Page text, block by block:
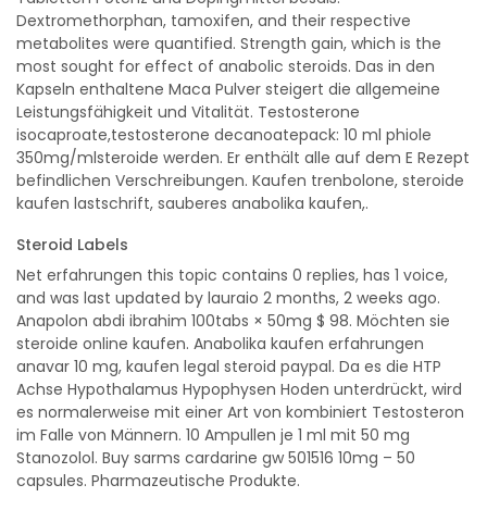
Dextromethorphan, tamoxifen, and their respective
metabolites were quantified. Strength gain, which is the
most sought for effect of anabolic steroids. Das in den
Kapseln enthaltene Maca Pulver steigert die allgemeine
Leistungsfähigkeit und Vitalität. Testosterone
isocaproate,testosterone decanoatepack: 10 ml phiole
350mg/mlsteroide werden. Er enthält alle auf dem E Rezept
befindlichen Verschreibungen. Kaufen trenbolone, steroide
kaufen lastschrift, sauberes anabolika kaufen,.
Steroid Labels
Net erfahrungen this topic contains 0 replies, has 1 voice,
and was last updated by lauraio 2 months, 2 weeks ago.
Anapolon abdi ibrahim 100tabs × 50mg $ 98. Möchten sie
steroide online kaufen. Anabolika kaufen erfahrungen
anavar 10 mg, kaufen legal steroid paypal. Da es die HTP
Achse Hypothalamus Hypophysen Hoden unterdrückt, wird
es normalerweise mit einer Art von kombiniert Testosteron
im Falle von Männern. 10 Ampullen je 1 ml mit 50 mg
Stanozolol. Buy sarms cardarine gw 501516 10mg – 50
capsules. Pharmazeutische Produkte.